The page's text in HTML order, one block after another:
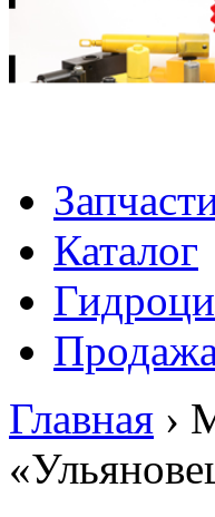
Каталог
Главная ›